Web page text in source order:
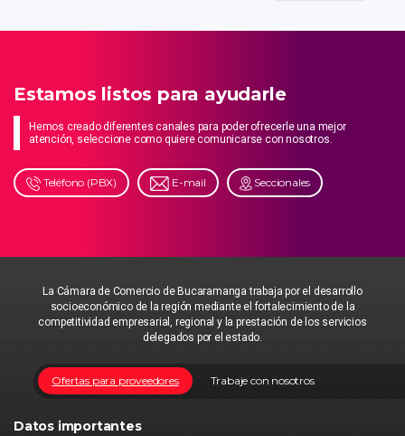
Estamos listos para ayudarle
Hemos creado diferentes canales para poder ofrecerle una mejor
atención, seleccione como quiere comunicarse con nosotros.
Teléfono (PBX) E-mail Seccionales
La Cámara de Comercio de Bucaramanga trabaja por el desarrollo
socioeconómico de la región mediante el fortalecimiento de la
competitividad empresarial, regional y la prestación de los servicios
delegados por el estado.
Trabaje con nosotros
Ofertas para proveedores
Datos importantes